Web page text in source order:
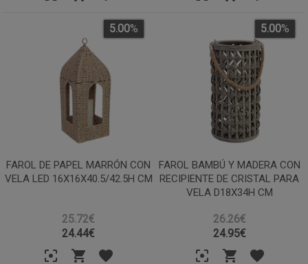
FAROL DE PAPEL MARRÓN CON
VELA LED 16X16X40.5/42.5H CM
25.72€
5.00%
24.44€
FAROL BAMBÚ Y MADERA CON
RECIPIENTE DE CRISTAL PARA
VELA D18X34H CM
26.26€
5.00%
24.95€